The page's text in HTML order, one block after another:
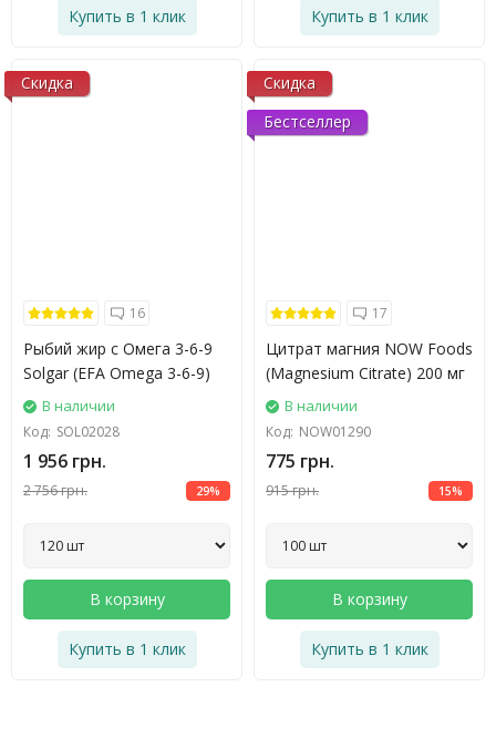
Купить в 1 клик Купить в 1 клик
Скидка
16
Рыбий жир с Омега 3-6-9
Solgar (EFA Omega 3-6-9)
В наличии
Код: SOL02028
1 956 грн.
2 756 грн. 29%
В корзину
Купить в 1 клик
Скидка
Бестселлер
17
Цитрат магния NOW Foods
(Magnesium Citrate) 200 мг
В наличии
Код: NOW01290
775 грн.
915 грн. 15%
В корзину
Купить в 1 клик